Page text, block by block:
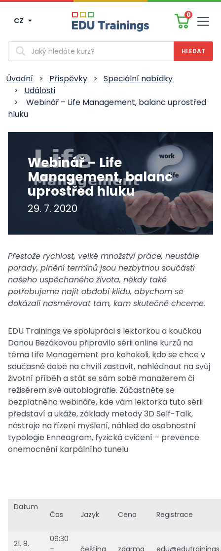
CZ
0
Vyhledávání
Úvodní > Příspěvky >
Speciální nabídky
>
Události
>
Webinář – Life Management, balanc uprostřed
hluku
Webinář – Life
Management, balanc
uprostřed hluku
29. 7. 2020
Přestože rychlost, velké množství práce, neustále
porady, plnění termínů jsou nezbytnou součástí
našeho uspěchaného života, někdy také
potřebujeme najít období klidu, abychom se
dokázali nasměrovat tam, kam skutečně chceme.
EDU Trainings ve spolupráci s lektorkou a koučkou
Danou Bezákovou připravilo sérii online kurzů na
téma Life Management pro kohokoli, kdo se chce v
současné době na chvíli zastavit, nahlédnout na svůj
životní příběh a stát se sám sobě manažerem či
režisérem své autobiografie. Zúčastněte se
bezplatného webináře, kde vám lektorka tuto sérii
představí a ukáže, základy metody 3D Self-Talk,
nástroje na řízení myšlení, náhled do osobnostní
typologie Enneagram, fyzická cvičení – prevence
onemocnění karpálního tunelu
Datum
Čas
Jazyk Cena Registrace
21. 8.
09:30
–
čeština zdarma